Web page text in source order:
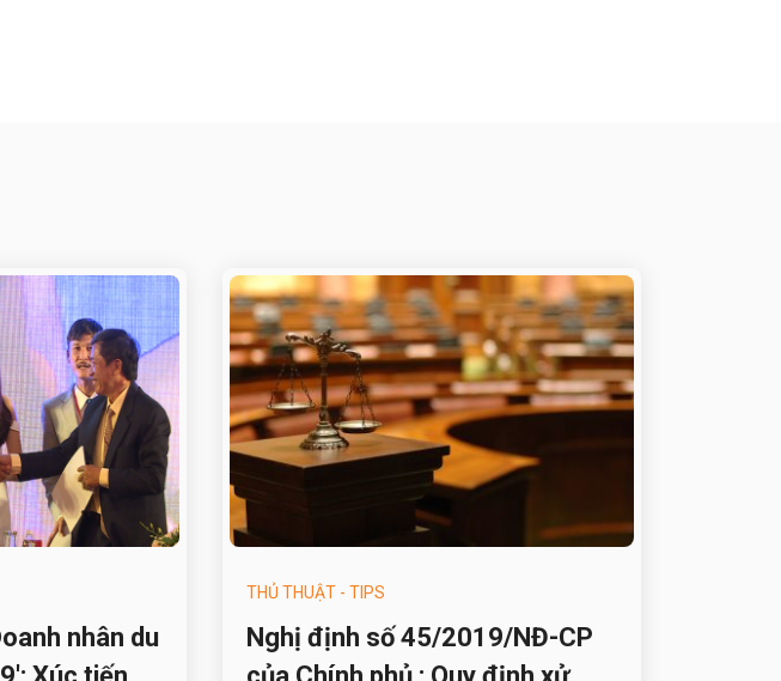
nhân du
THỦ THUẬT - TIPS
Nghị định số 45/2019/NĐ-CP